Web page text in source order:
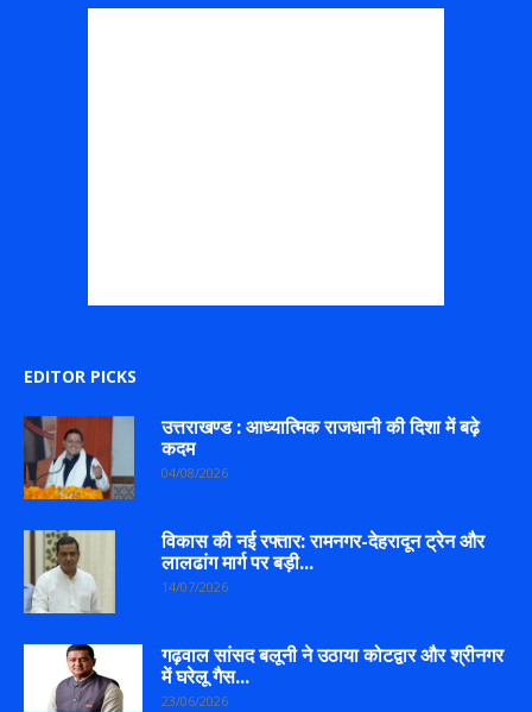
EDITOR PICKS
उत्तराखण्ड : आध्यात्मिक राजधानी की दिशा में बढ़े
कदम
04/08/2026
विकास की नई रफ्तार: रामनगर-देहरादून ट्रेन और
लालढांग मार्ग पर बड़ी...
14/07/2026
गढ़वाल सांसद बलूनी ने उठाया कोटद्वार और श्रीनगर
में घरेलू गैस...
23/06/2026